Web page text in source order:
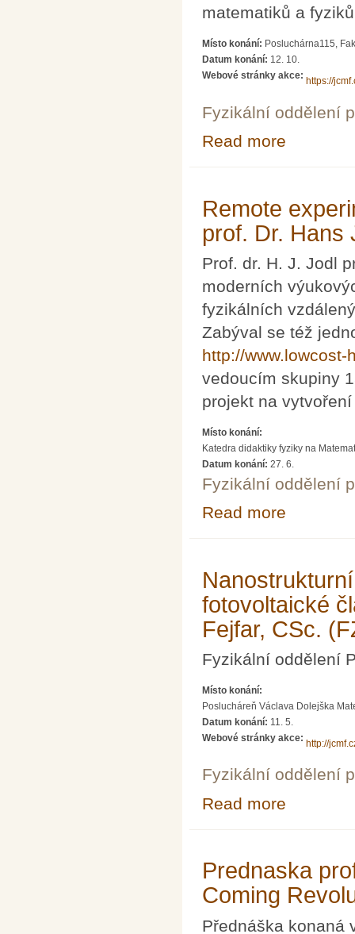
matematiků a
Místo konání: Posluchárna115,
Datum konání: 12. 10.
Webové stránky akce:
https://
Fyzikální oddělení
Read more
Remote
prof. Dr. Hans
Prof. dr. H. J. Jodl
moderních
fyzikálních
Zabýval se též
http://
vedoucím skupiny
projekt na
Místo konání:
Katedra didaktiky fyziky na
Datum konání: 27. 6.
Fyzikální oddělení
Read more
fotovoltaické
Fejfar, CSc.
Fyzikální oddělení
Místo konání:
Poslucháreň Václava Dolejška
Datum konání: 11. 5.
Webové stránky akce:
http://
Fyzikální oddělení
Read more
Prednaska
Coming
Přednáška konaná